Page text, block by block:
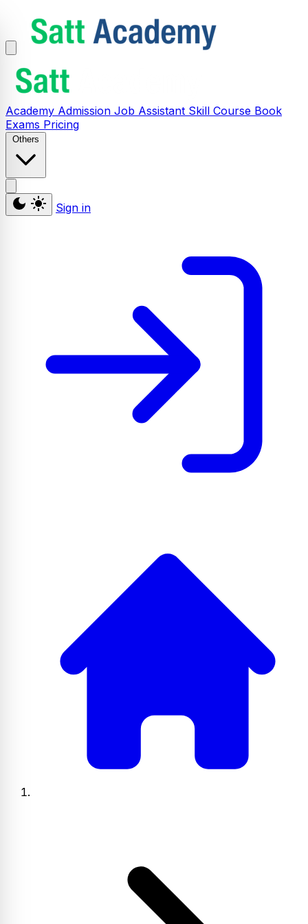
Academy Admission Job Assistant Skill Course Book
Exams Pricing
Others
Sign in